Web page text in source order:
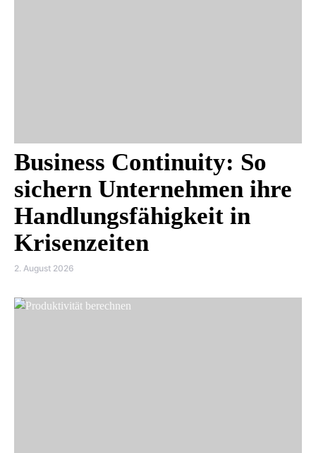
Business Continuity: So
sichern Unternehmen ihre
Handlungsfähigkeit in
Krisenzeiten
2. August 2026